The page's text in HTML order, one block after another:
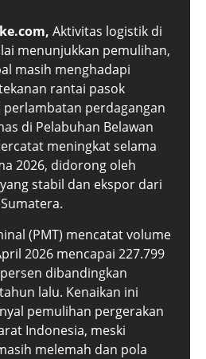
Aktivitas logistik di
menunjukkan pemulihan,
masih menghadapi
rantai pasok
perdagangan
di Pelabuhan Belawan
meningkat selama
2026, didorong oleh
stabil dan ekspor dari
(PMT) mencatat volume
2026 mencapai 227.799
dibandingkan
lalu. Kenaikan ini
pemulihan pergerakan
Indonesia, meski
melemah dan pola